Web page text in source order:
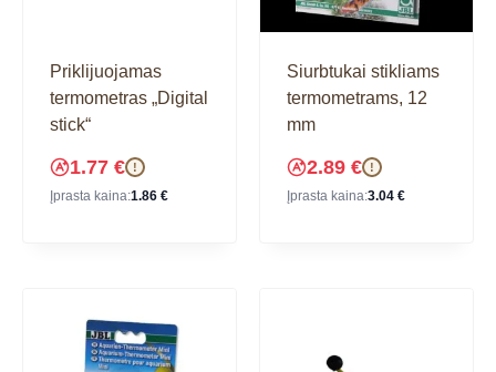
Priklijuojamas
termometras „Digital
stick“
1.77 € !
Įprasta kaina:1.86 €
Siurbtukai stikliams
termometrams, 12
mm
2.89 € !
Įprasta kaina:3.04 €